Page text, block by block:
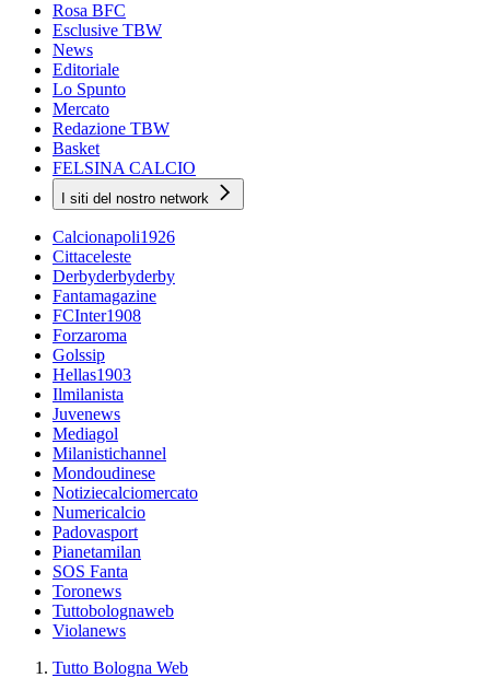
Rosa BFC
Esclusive TBW
News
Editoriale
Lo Spunto
Mercato
Redazione TBW
Basket
FELSINA CALCIO
I siti del nostro network
Calcionapoli1926
Cittaceleste
Derbyderbyderby
Fantamagazine
FCInter1908
Forzaroma
Golssip
Hellas1903
Ilmilanista
Juvenews
Mediagol
Milanistichannel
Mondoudinese
Notiziecalciomercato
Numericalcio
Padovasport
Pianetamilan
SOS Fanta
Toronews
Tuttobolognaweb
Violanews
Tutto Bologna Web